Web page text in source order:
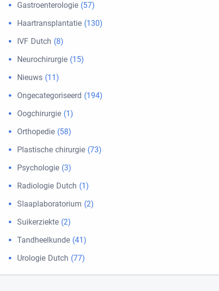
Gastroenterologie (57)
Haartransplantatie (130)
IVF Dutch (8)
Neurochirurgie (15)
Nieuws (11)
Ongecategoriseerd (194)
Oogchirurgie (1)
Orthopedie (58)
Plastische chirurgie (73)
Psychologie (3)
Radiologie Dutch (1)
Slaaplaboratorium (2)
Suikerziekte (2)
Tandheelkunde (41)
Urologie Dutch (77)